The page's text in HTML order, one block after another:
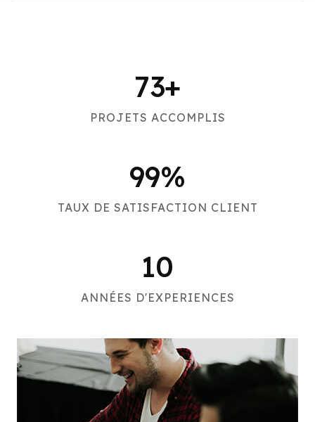
73+
PROJETS ACCOMPLIS
99%
TAUX DE SATISFACTION CLIENT
10
ANNÉES D'EXPERIENCES